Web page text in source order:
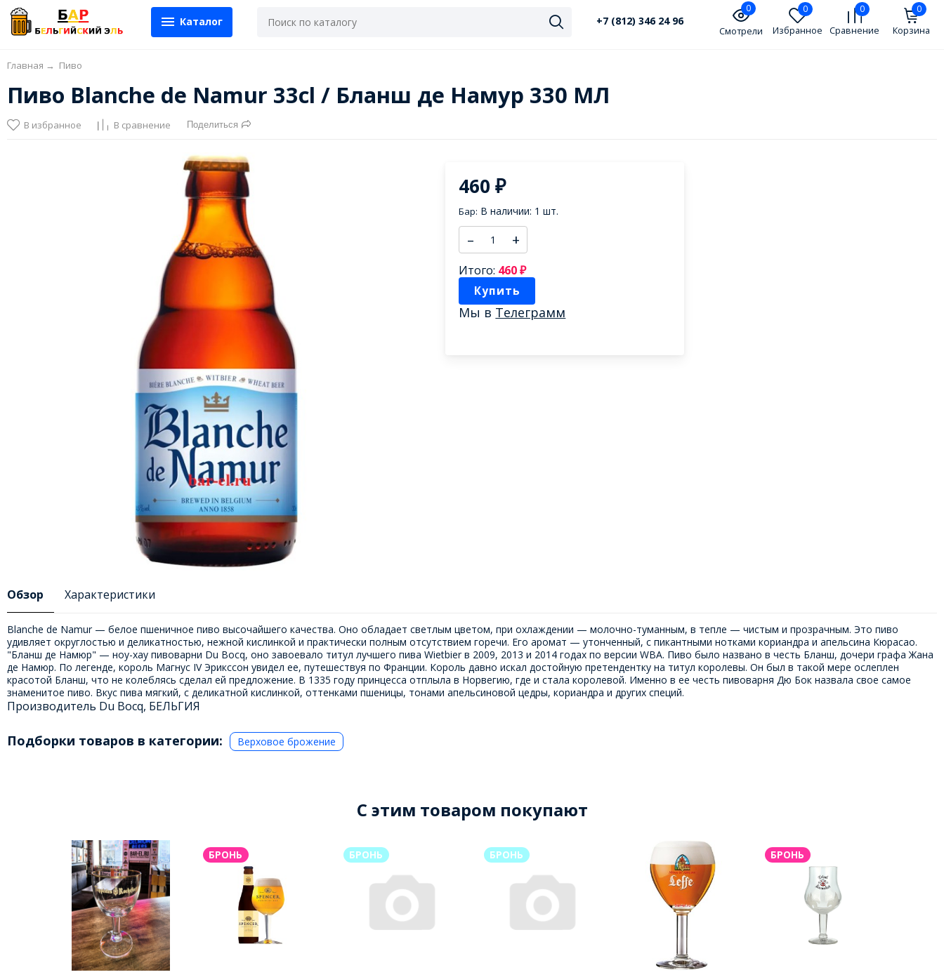
Каталог +7 (812) 346 24 96
0
Смотрели
0
Избранное
0
Сравнение
0
Корзина
Главная → Пиво
Пиво Blanche de Namur 33cl / Бланш де Намур 330 МЛ
В избранное В сравнение Поделиться
460₽
Бар: В наличии: 1 шт.
– +
Итого: 460₽
Купить
Мы в Телеграмм
Обзор Характеристики
Blanche de Namur — белое пшеничное пиво высочайшего качества. Оно обладает светлым цветом, при охлаждении — молочно-туманным, в тепле — чистым и прозрачным. Это пиво
удивляет округлостью и деликатностью, нежной кислинкой и практически полным отсутствием горечи. Его аромат — утонченный, с пикантными нотками кориандра и апельсина Кюрасао.
"Бланш де Намюр" — ноу-хау пивоварни Du Bocq, оно завоевало титул лучшего пива Wietbier в 2009, 2013 и 2014 годах по версии WBA. Пиво было названо в честь Бланш, дочери графа Жана
де Намюр. По легенде, король Магнус IV Эрикссон увидел ее, путешествуя по Франции. Король давно искал достойную претендентку на титул королевы. Он был в такой мере ослеплен
красотой Бланш, что не колеблясь сделал ей предложение. В 1335 году принцесса отплыла в Норвегию, где и стала королевой. Именно в ее честь пивоварня Дю Бок назвала свое самое
знаменитое пиво. Вкус пива мягкий, с деликатной кислинкой, оттенками пшеницы, тонами апельсиновой цедры, кориандра и других специй.
Производитель Du Bocq, БЕЛЬГИЯ
Подборки товаров в категории: Верховое брожение
C этим товаром покупают
БРОНЬ БРОНЬ БРОНЬ БРОНЬ